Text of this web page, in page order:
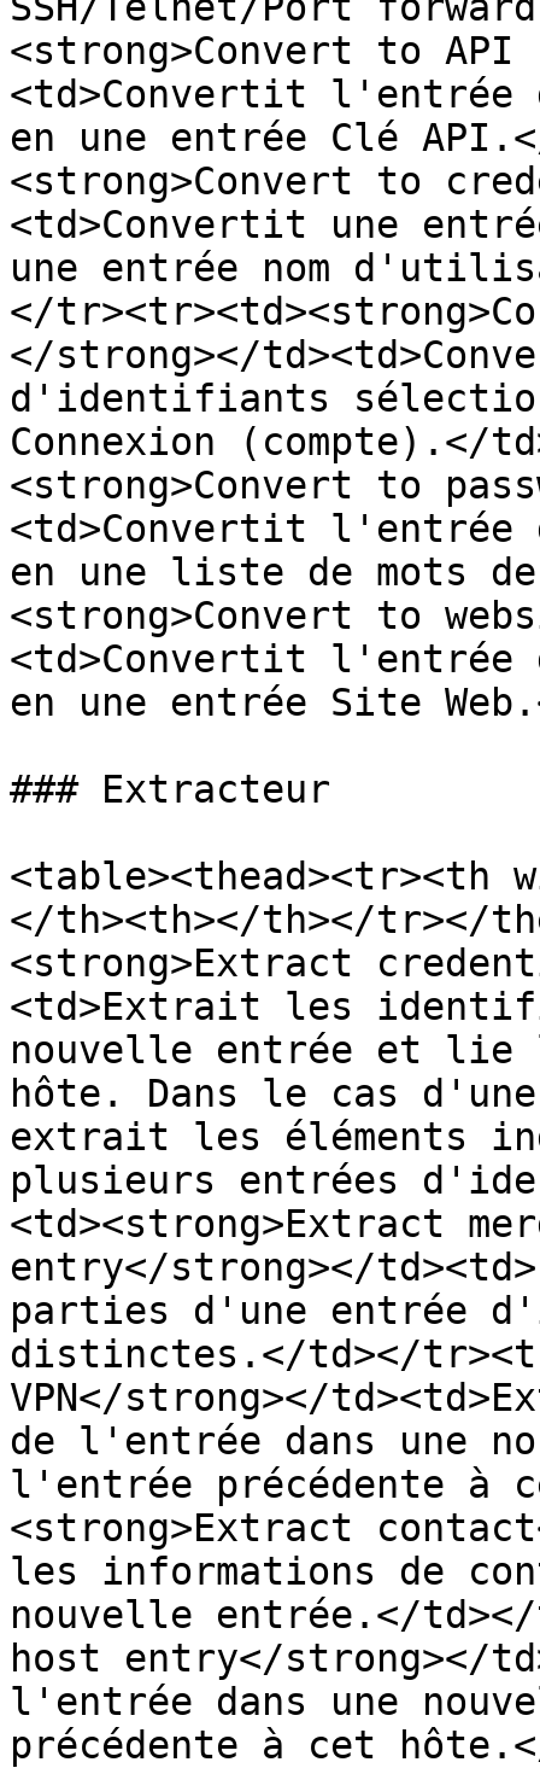
<strong>Convert to API
<td>Convertit
en une entrée Clé
<strong>Convert to
<td>Convertit une
une entrée nom
</
</strong></
d'identifiants
Connexion (compte).</
<strong>Convert to
<td>Convertit
en une liste de mots
<strong>Convert to
<td>Convertit
en une entrée Site
### Extracteur
<table><thead><tr><th
</th><th></th></tr></
<strong>Extract
<td>Extrait les
nouvelle entrée et lie
hôte. Dans le cas
extrait les éléments
plusieurs entrées
<td><strong>Extract
entry</strong></
parties d'une entrée
distinctes.</td></
VPN</strong></
de l'entrée dans une
l'entrée précédente à
<strong>Extract
les informations de
nouvelle entrée.</
host entry</strong></
l'entrée dans une
précédente à cet